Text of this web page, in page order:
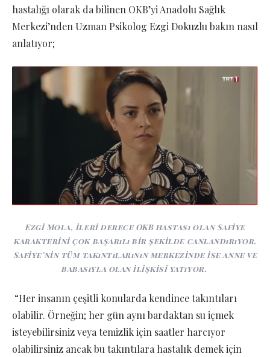
hastalığı olarak da bilinen OKB’yi Anadolu Sağlık
Merkezi’nden Uzman Psikolog Ezgi Dokuzlu bakın nasıl
anlatıyor;
Ezgi Mola, ileri derece OKB hastası olan Safiye
karakterini çok başarılı bir şekilde canlandırıyor.
Safiye’nin tüm takıntılarının merkezinde ise anne ve
babasıyla olan ilişkisi yatıyor.
“Her insanın çeşitli konularda kendince takıntıları
olabilir. Örneğin; her gün aynı bardaktan su içmek
isteyebilirsiniz veya temizlik için saatler harcıyor
olabilirsiniz ancak bu takıntılara hastalık demek için